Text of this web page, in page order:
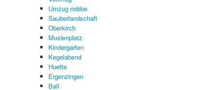
Umzug nobbe
Sauberlandschaft
Oberkirch
Muslenplatz
Kindergarten
Kegelabend
Huette
Ergenzingen
Ball